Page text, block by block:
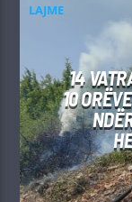
LAJME
14
10